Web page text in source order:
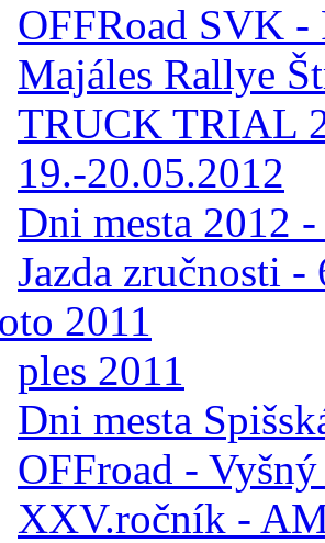
OFFRoad SVK -
Majáles Rallye
TRUCK TRIAL
19.-20.05.2012
Dni mesta 2012
Jazda zručnosti
2011
ples 2011
Dni mesta
OFFroad -
XXV.ročník -